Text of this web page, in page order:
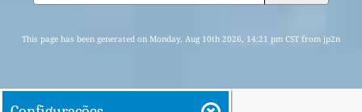
This page has been generated on Monday, Aug 10th 2026, 14:21 pm CST from jp2n